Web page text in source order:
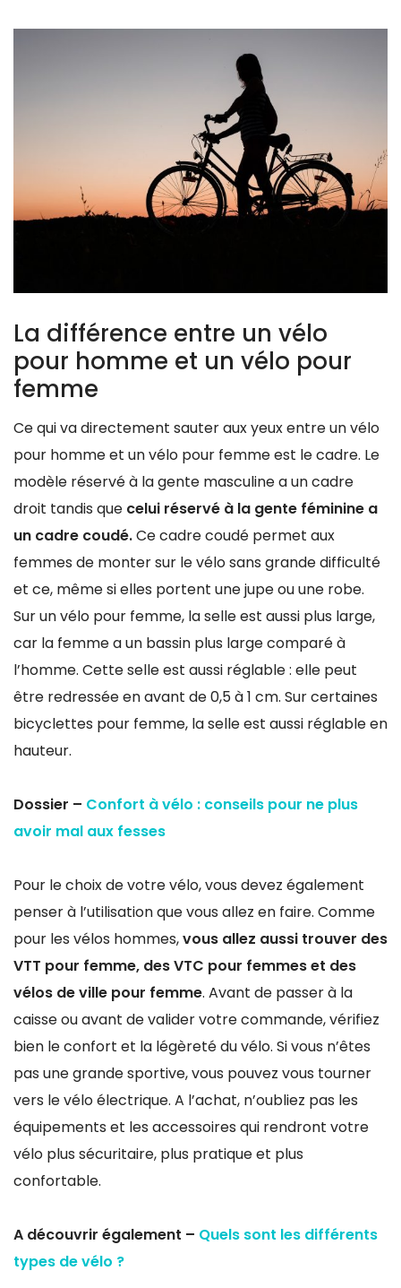
La différence entre un vélo
pour homme et un vélo pour
femme
Ce qui va directement sauter aux yeux entre un vélo
pour homme et un vélo pour femme est le cadre. Le
modèle réservé à la gente masculine a un cadre
droit tandis que celui réservé à la gente féminine a
un cadre coudé.Ce cadre coudé permet aux
femmes de monter sur le vélo sans grande difficulté
et ce, même si elles portent une jupe ou une robe.
Sur un vélo pour femme, la selle est aussi plus large,
car la femme a un bassin plus large comparé à
l’homme. Cette selle est aussi réglable : elle peut
être redressée en avant de 0,5 à 1 cm. Sur certaines
bicyclettes pour femme, la selle est aussi réglable en
hauteur.
Dossier – Confort à vélo : conseils pour ne plus
avoir mal aux fesses
Pour le choix de votre vélo, vous devez également
penser à l’utilisation que vous allez en faire. Comme
pour les vélos hommes,vous allez aussi trouver des
VTT pour femme, des VTC pour femmes et des
vélos de ville pour femme. Avant de passer à la
caisse ou avant de valider votre commande, vérifiez
bien le confort et la légèreté du vélo. Si vous n’êtes
pas une grande sportive, vous pouvez vous tourner
vers le vélo électrique. A l’achat, n’oubliez pas les
équipements et les accessoires qui rendront votre
vélo plus sécuritaire, plus pratique et plus
confortable.
A découvrir également – Quels sont les différents
types de vélo ?